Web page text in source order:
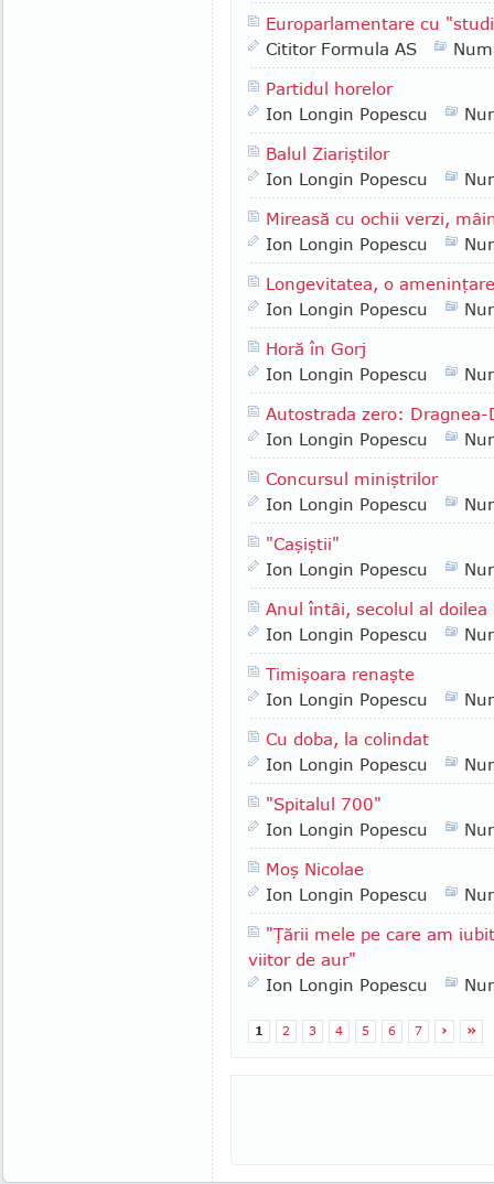
Europarlamentare cu
Cititor Formula AS
Partidul horelor
Ion Longin Popescu
Balul Ziariştilor
Ion Longin Popescu
Mireasă cu ochii verzi,
Ion Longin Popescu
Longevitatea, o ameninţare
Ion Longin Popescu
Horă în Gorj
Ion Longin Popescu
Autostrada zero: Dragnea-
Ion Longin Popescu
Concursul miniştrilor
Ion Longin Popescu
"Caşiştii"
Ion Longin Popescu
Anul întâi, secolul al doilea
Ion Longin Popescu
Timişoara renaşte
Ion Longin Popescu
Cu doba, la colindat
Ion Longin Popescu
"Spitalul 700"
Ion Longin Popescu
Moş Nicolae
Ion Longin Popescu
"Ţării mele pe care am
viitor de aur"
Ion Longin Popescu
1 2 3 4 5 6 7 › »